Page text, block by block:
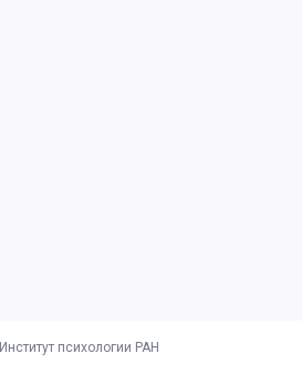
Институт психологии РАН